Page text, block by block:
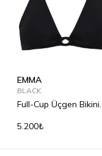
EMMA
BLACK
Full-Cup Üçgen Bikini
5.200₺